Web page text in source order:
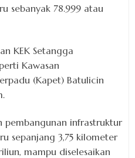
sebanyak 78.999 atau
KEK Setangga
Kawasan
(Kapet) Batulicin
pembangunan infrastruktur
sepanjang 3,75 kilometer
mampu diselesaikan